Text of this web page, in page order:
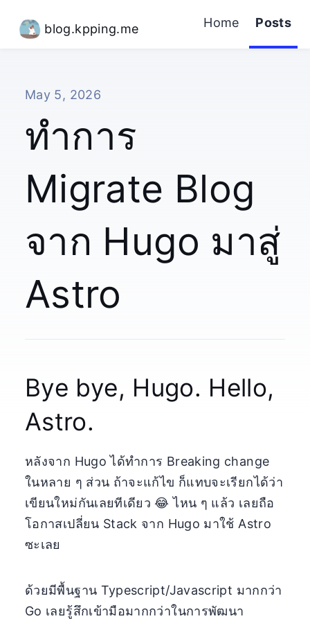
blog.kpping.me Home Posts
May 5, 2026
ทำการ
Migrate Blog
จาก Hugo มาสู่
Astro
Bye bye, Hugo. Hello,
Astro.
หลังจาก Hugo ได้ทำการ Breaking change
ในหลาย ๆ ส่วน ถ้าจะแก้ไข ก็แทบจะเรียกได้ว่า
เขียนใหม่กันเลยทีเดียว 😂 ไหน ๆ แล้ว เลยถือ
โอกาสเปลี่ยน Stack จาก Hugo มาใช้ Astro
ซะเลย
ด้วยมีพื้นฐาน Typescript/Javascript มากกว่า
Go เลยรู้สึกเข้ามือมากกว่าในการพัฒนา